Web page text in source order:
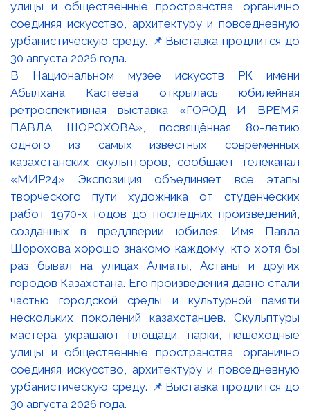
В Национальном музее искусств РК имени
Абылхана Кастеева открылась юбилейная
ретроспективная выставка «ГОРОД И ВРЕМЯ
ПАВЛА ШОРОХОВА», посвящённая 80-летию
одного из самых известных современных
казахстанских скульпторов, сообщает телеканал
«МИР24» Экспозиция объединяет все этапы
творческого пути художника от студенческих
работ 1970-х годов до последних произведений,
созданных в преддверии юбилея. Имя Павла
Шорохова хорошо знакомо каждому, кто хотя бы
раз бывал на улицах Алматы, Астаны и других
городов Казахстана. Его произведения давно стали
частью городской среды и культурной памяти
нескольких поколений казахстанцев. Скульптуры
мастера украшают площади, парки, пешеходные
улицы и общественные пространства, органично
соединяя искусство, архитектуру и повседневную
урбанистическую среду. 📌Выставка продлится до
30 августа 2026 года.